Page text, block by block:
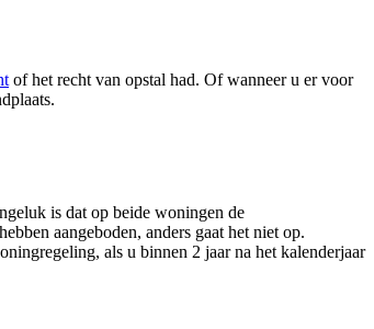
of het recht van opstal had. Of wanneer u er voor
is dat op beide woningen de
aangeboden, anders gaat het niet op.
als u binnen 2 jaar na het kalenderjaar